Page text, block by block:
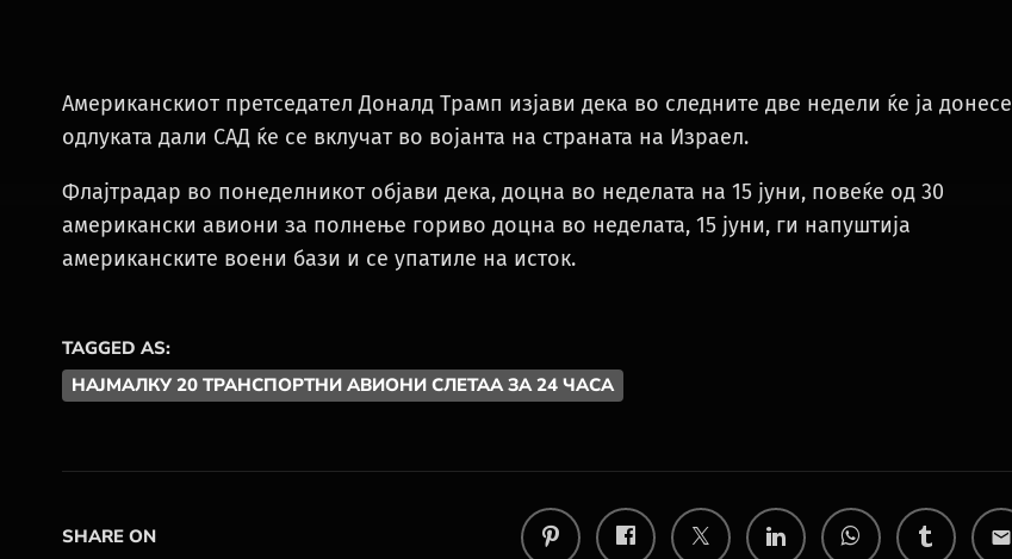
Американскиот претседател Доналд Трамп изјави дека во следните две недели ќе ја донесе
одлуката дали САД ќе се вклучат во војанта на страната на Израел.
Флајтрадар во понеделникот објави дека, доцна во неделата на 15 јуни, повеќе од 30
американски авиони за полнење гориво доцна во неделата, 15 јуни, ги напуштија
американските воени бази и се упатиле на исток.
TAGGED AS:
НАЈМАЛКУ 20 ТРАНСПОРТНИ АВИОНИ СЛЕТАА ЗА 24 ЧАСА
SHARE ON email